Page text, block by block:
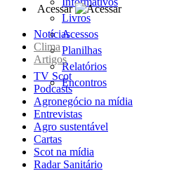
Livros
Acessos
Planilhas
Relatórios
Encontros
Acessar
Notícias
Clima
Artigos
TV Scot
Podcasts
Agronegócio na mídia
Entrevistas
Agro sustentável
Cartas
Scot na mídia
Radar Sanitário